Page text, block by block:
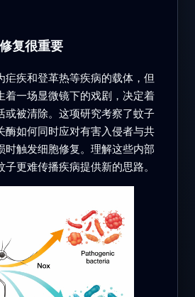
复很重要
疟疾和登革热等疾病的载体，但
着一场显微镜下的戏剧，决定着
或被清除。这项研究考察了蚊子
酶如何同时应对有害入侵者与共
时触发细胞修复。理解这些内部
更难传播疾病提供新的思路。